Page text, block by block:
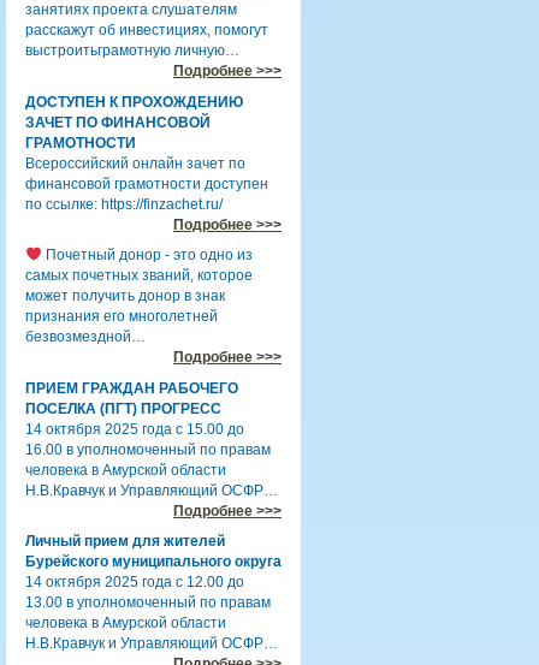
занятиях проекта слушателям
расскажут об инвестициях, помогут
выстроитьграмотную личную…
Подробнее >>>
ДОСТУПЕН К ПРОХОЖДЕНИЮ
ЗАЧЕТ ПО ФИНАНСОВОЙ
ГРАМОТНОСТИ
Всероссийский онлайн зачет по
финансовой грамотности доступен
по ссылке: https://finzachet.ru/
Подробнее >>>
Почетный донор - это одно из
самых почетных званий, которое
может получить донор в знак
признания его многолетней
безвозмездной…
Подробнее >>>
ПРИЕМ ГРАЖДАН РАБОЧЕГО
ПОСЕЛКА (ПГТ) ПРОГРЕСС
14 октября 2025 года с 15.00 до
16.00 в уполномоченный по правам
человека в Амурской области
Н.В.Кравчук и Управляющий ОСФР…
Подробнее >>>
Личный прием для жителей
Бурейского муниципального округа
14 октября 2025 года с 12.00 до
13.00 в уполномоченный по правам
человека в Амурской области
Н.В.Кравчук и Управляющий ОСФР…